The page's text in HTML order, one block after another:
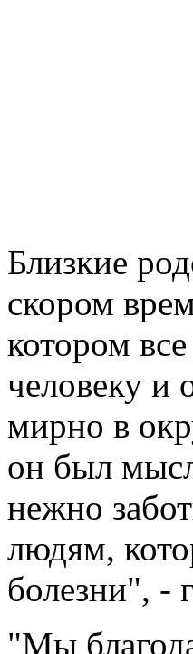
Близкие
скором
котором
человеку и
мирно в
он был
нежно
людям,
болезни", -
"Мы